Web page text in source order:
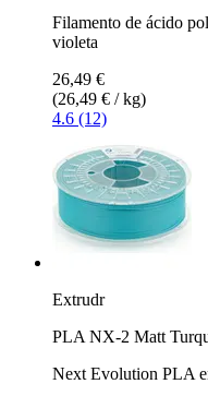
Filamento de ácido
violeta
26,49 €
(26,49 € / kg)
4.6 (12)
Extrudr
PLA NX-2 Matt
Next Evolution PLA